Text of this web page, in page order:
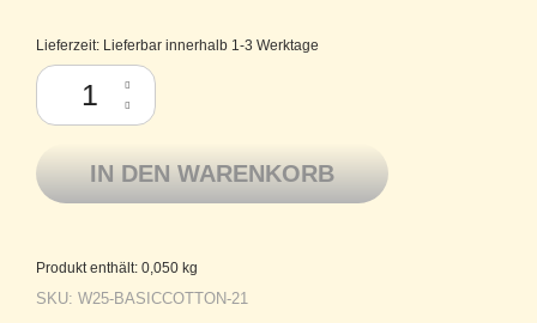
Lieferzeit: Lieferbar innerhalb 1-3 Werktage
Pro Lana Baumwolle mercerisiert Basic Cotton 21 pastellgelb Menge
IN DEN WARENKORB
Produkt enthält: 0,050 kg
SKU: W25-BASICCOTTON-21